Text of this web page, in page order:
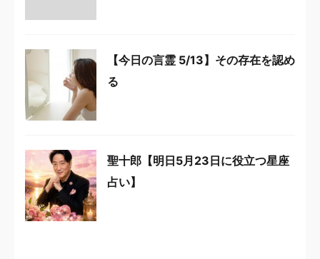
【今日の言霊 5/13】その存在を認め
る
聖十郎【明日5月23日に役立つ星座
占い】